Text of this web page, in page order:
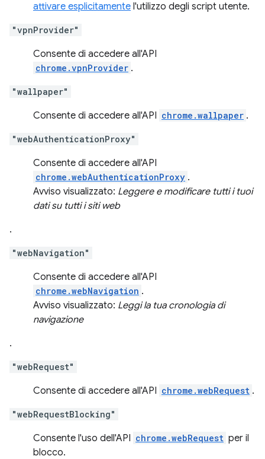
attivare esplicitamente l'utilizzo degli script utente.
"vpnProvider"
Consente di accedere all'API
chrome.vpnProvider .
"wallpaper"
Consente di accedere all'API chrome.wallpaper .
"webAuthenticationProxy"
Consente di accedere all'API
chrome.webAuthenticationProxy .
Avviso visualizzato: Leggere e modificare tutti i tuoi
dati su tutti i siti web
.
"webNavigation"
Consente di accedere all'API
chrome.webNavigation .
Avviso visualizzato: Leggi la tua cronologia di
navigazione
.
"webRequest"
Consente di accedere all'API chrome.webRequest .
"webRequestBlocking"
Consente l'uso dell'API chrome.webRequest per il
blocco.